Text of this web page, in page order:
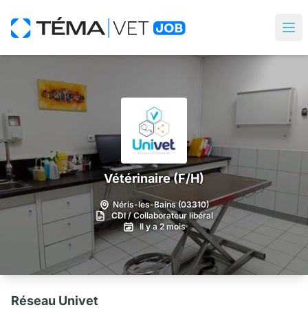
Vétérinaire (F/H)
Néris-les-Bains (03310)
CDI / Collaborateur libéral
Il y a 2 mois
Réseau Univet